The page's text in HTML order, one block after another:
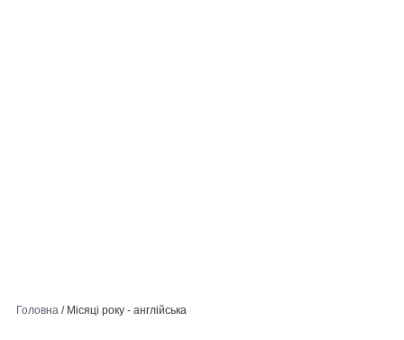
Головна / Місяці року - англійська